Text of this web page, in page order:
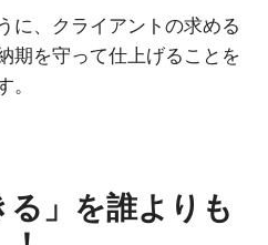
に、クライアントの求める
期を守って仕上げることを
る」を誰よりも